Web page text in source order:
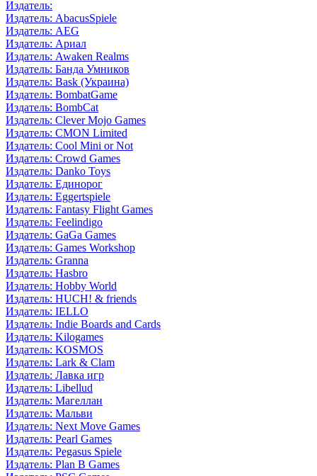
Издатель:
Издатель: AbacusSpiele
Издатель: AEG
Издатель: Ариал
Издатель: Awaken Realms
Издатель: Банда Умников
Издатель: Bask (Украина)
Издатель: BombatGame
Издатель: BombCat
Издатель: Clever Mojo Games
Издатель: CMON Limited
Издатель: Cool Mini or Not
Издатель: Crowd Games
Издатель: Danko Toys
Издатель: Единорог
Издатель: Eggertspiele
Издатель: Fantasy Flight Games
Издатель: Feelindigo
Издатель: GaGa Games
Издатель: Games Workshop
Издатель: Granna
Издатель: Hasbro
Издатель: Hobby World
Издатель: HUCH! & friends
Издатель: IELLO
Издатель: Indie Boards and Cards
Издатель: Kilogames
Издатель: KOSMOS
Издатель: Lark & Clam
Издатель: Лавка игр
Издатель: Libellud
Издатель: Магеллан
Издатель: Мальви
Издатель: Next Move Games
Издатель: Pearl Games
Издатель: Pegasus Spiele
Издатель: Plan B Games